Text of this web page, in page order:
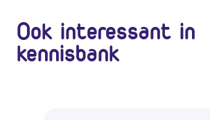
Ook interessant in
kennisbank